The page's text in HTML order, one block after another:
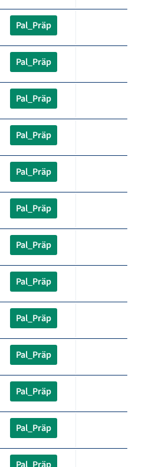
Pal_Präp
Pal_Präp
Pal_Präp
Pal_Präp
Pal_Präp
Pal_Präp
Pal_Präp
Pal_Präp
Pal_Präp
Pal_Präp
Pal_Präp
Pal_Präp